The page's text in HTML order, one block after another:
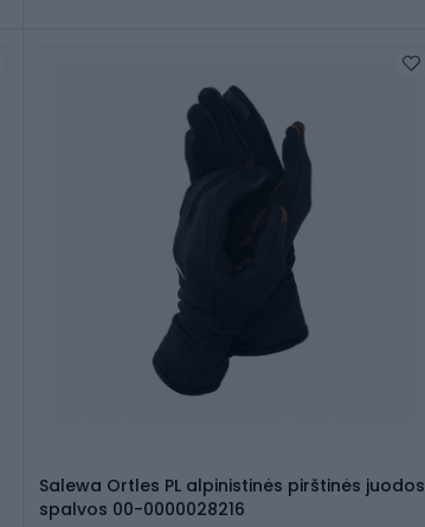
Salewa Ortles PL alpinistinės pirštinės juodos
spalvos 00-0000028216